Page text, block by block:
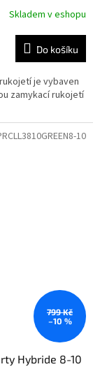
Skladem v eshopu
Do košíku
je vybaven
zamykací rukojetí
799 Kč
–10 %
Hybride 8-10
10